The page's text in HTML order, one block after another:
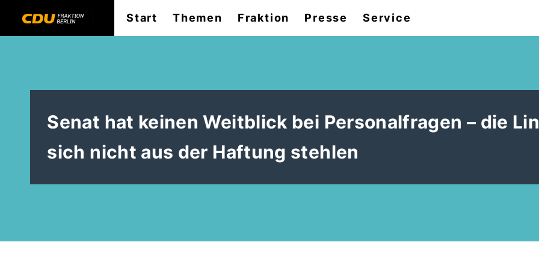
Start Themen Fraktion Presse Service
Senat hat keinen Weitblick bei Personalfragen – die
sich nicht aus der Haftung stehlen